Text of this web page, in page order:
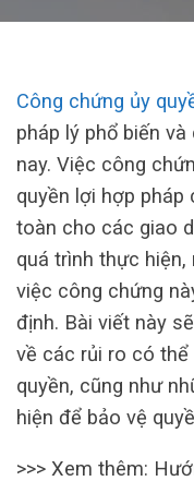
Công chứng ủy
pháp lý phổ biến
nay. Việc công
quyền lợi hợp
toàn cho các giao
quá trình thực
việc công chứng
định. Bài viết này
về các rủi ro có
quyền, cũng như
hiện để bảo vệ
>>> Xem thêm: